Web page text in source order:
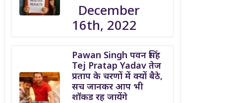
December
16th, 2022
Pawan Singh पवन सिंह
Tej Pratap Yadav तेज
प्रताप के चरणों में क्यों बैठे,
सच जानकर आप भी
शॉकड रह जायेंगे